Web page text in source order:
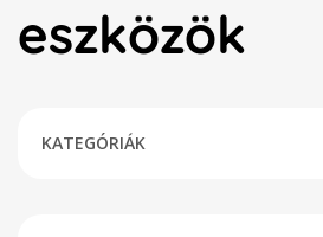
eszközök
KATEGÓRIÁK